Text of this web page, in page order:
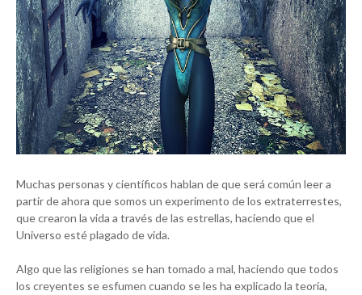
Muchas personas y científicos hablan de que será común leer a
partir de ahora que somos un experimento de los extraterrestes,
que crearon la vida a través de las estrellas, haciendo que el
Universo esté plagado de vida.
Algo que las religiones se han tomado a mal, haciendo que todos
los creyentes se esfumen cuando se les ha explicado la teoría,